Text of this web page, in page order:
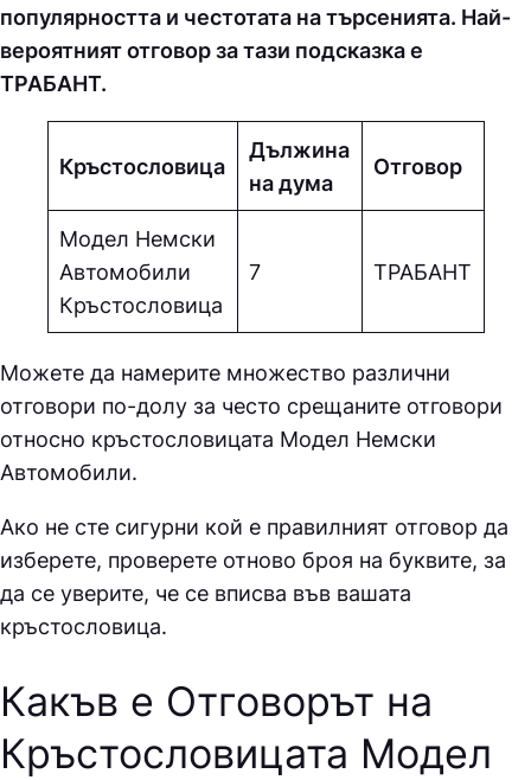
популярността и честотата на търсенията. Най-
вероятният отговор за тази подсказка е
ТPAБAНТ.
Кръстословица
Дължина
на дума
Отговор
Модел Немски
Автомобили
Кръстословица
7 ТPAБAНТ
Можете да намерите множество различни
отговори по-долу за често срещаните отговори
относно кръстословицата Модел Немски
Автомобили.
Ако не сте сигурни кой е правилният отговор да
изберете, проверете отново броя на буквите, за
да се уверите, че се вписва във вашата
кръстословица.
Какъв е Отговорът на
Кръстословицата Модел